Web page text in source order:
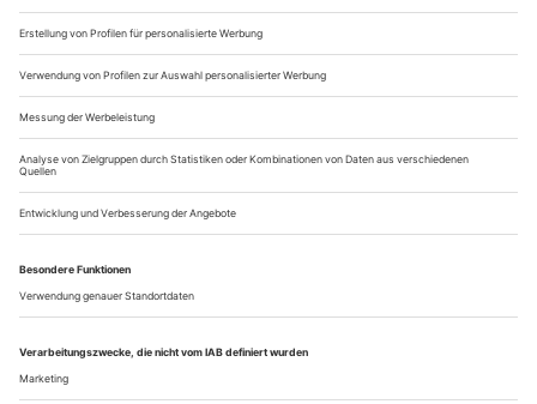
Teile und gewinnet
Das Kampnagel Sommerfestival unter Matthias von Hartz geht mit
Boris Charmatz, geheimagentur und Forced Entertainment in die
vorletzte Runde
Dieses Sommerfestival wird das größte und schönste, das es je
gab», verkündete der Künstlerische Leiter Matthias von Hartz
im Programmheft. Auch das gesinnungsbewusste Festival in
Hamburg ist von der «Wachstumslogik» bedroht. Bei einem
Blick ins eigene Theorie-Programm mit dem Schwerpunkt
«Gemeingüter» hätte sich als passendere Überschrift für die
neuen...